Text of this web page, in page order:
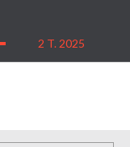
2 T. 2025